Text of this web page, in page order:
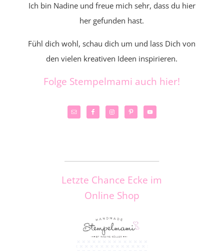
Ich bin Nadine und freue mich sehr, dass du hier
her gefunden hast.
Fühl dich wohl, schau dich um und lass Dich von
den vielen kreativen Ideen inspirieren.
Folge Stempelmami auch hier!
Letzte Chance Ecke im
Online Shop